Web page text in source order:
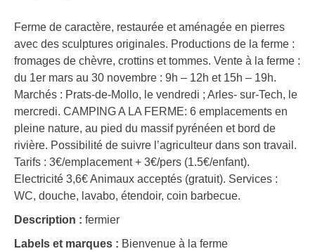
Ferme de caractère, restaurée et aménagée en pierres
avec des sculptures originales. Productions de la ferme :
fromages de chèvre, crottins et tommes. Vente à la ferme :
du 1er mars au 30 novembre : 9h – 12h et 15h – 19h.
Marchés : Prats-de-Mollo, le vendredi ; Arles- sur-Tech, le
mercredi. CAMPING A LA FERME: 6 emplacements en
pleine nature, au pied du massif pyrénéen et bord de
rivière. Possibilité de suivre l’agriculteur dans son travail.
Tarifs : 3€/emplacement + 3€/pers (1.5€/enfant).
Electricité 3,6€ Animaux acceptés (gratuit). Services :
WC, douche, lavabo, étendoir, coin barbecue.
Description : fermier
Labels et marques : Bienvenue à la ferme